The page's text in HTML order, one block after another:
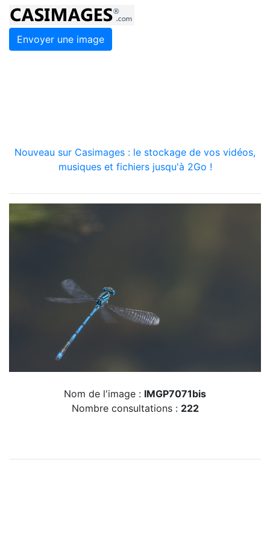
Envoyer une image
Nouveau sur Casimages : le stockage de vos vidéos,
musiques et fichiers jusqu'à 2Go !
Nom de l'image : IMGP7071bis
Nombre consultations : 222